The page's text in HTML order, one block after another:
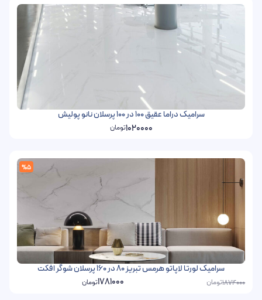
سرامیک دراما عقیق 100 در 100 پرسلان نانو پولیش
1020000تومان
%5
سرامیک لورتا لاپاتو هرمس تبریز 80 در 160 پرسلان شوگر افکت
1874000تومان 1781000تومان